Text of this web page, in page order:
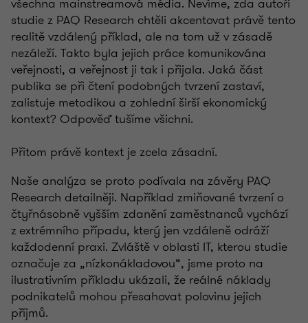
všechna mainstreamová média. Nevíme, zda autoři
studie z PAQ Research chtěli akcentovat právě tento
realitě vzdálený příklad, ale na tom už v zásadě
nezáleží. Takto byla jejich práce komunikována
veřejnosti, a veřejnost ji tak i přijala. Jaká část
publika se při čtení podobných tvrzení zastaví,
zalistuje metodikou a zohlední širší ekonomický
kontext? Odpověď tušíme všichni.
Přitom právě kontext je zcela zásadní.
Naše analýza se proto podívala na závěry PAQ
Research detailněji. Například zmiňované tvrzení o
čtyřnásobně vyšším zdanění zaměstnanců vychází
z extrémního případu, který jen vzdáleně odráží
každodenní praxi. Zvláště v oblasti IT, kterou studie
označuje za „nízkonákladovou“, jsme proto na
ilustrativním příkladu ukázali, že reálné náklady
podnikatelů mohou přesahovat polovinu jejich
příjmů.